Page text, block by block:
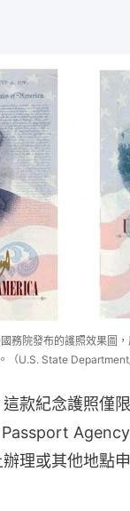
務院發布的護照效果圖
（U.S. State
款紀念護照僅
Passport
理或其他地點